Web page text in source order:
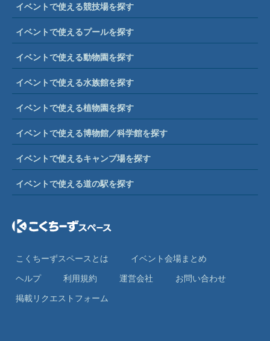
イベントで使える競技場を探す
イベントで使えるプールを探す
イベントで使える動物園を探す
イベントで使える水族館を探す
イベントで使える植物園を探す
イベントで使える博物館／科学館を探す
イベントで使えるキャンプ場を探す
イベントで使える道の駅を探す
こくちーずスペースとは
イベント会場まとめ
ヘルプ
利⽤規約 運営会社
お問い合わせ
掲載リクエストフォーム